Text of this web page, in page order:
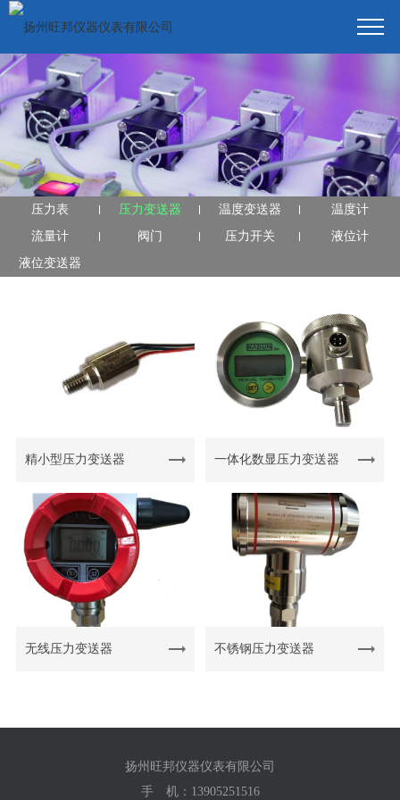
压力表 压力变送器 温度变送器
温度计
流量计
阀门 压力开关
液位计
液位变送器
精小型压力变送器 一体化数显压力变送器
无线压力变送器 不锈钢压力变送器
扬州旺邦仪器仪表有限公司
手 机： 13905251516